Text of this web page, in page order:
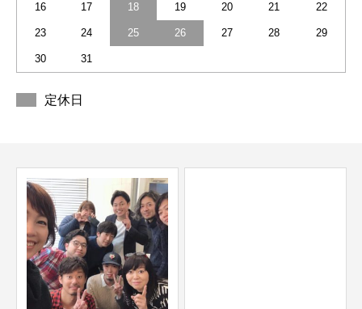
16 17 18 19 20 21 22
23 24 25 26 27 28 29
30 31
定休日